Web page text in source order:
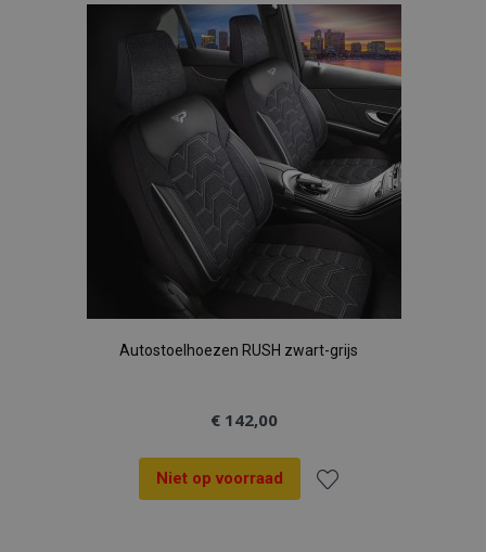
aan
verlanglijst
Autostoelhoezen RUSH zwart-grijs
€ 142,00
Niet op voorraad